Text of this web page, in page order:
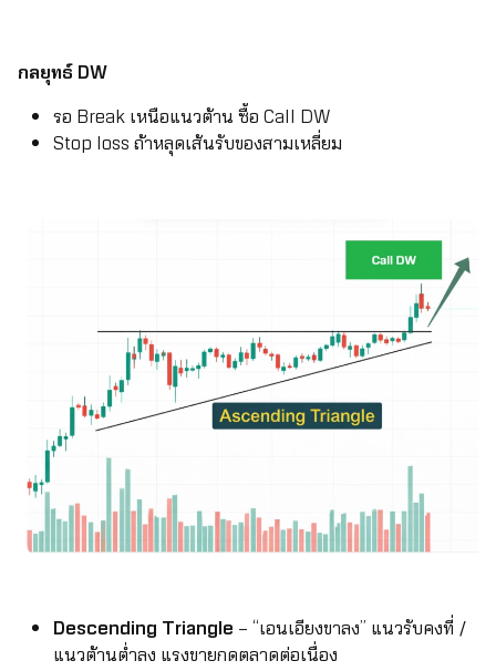
กลยุทธ์ DW
รอ Break เหนือแนวต้าน ซื้อ Call DW
Stop loss ถ้าหลุดเส้นรับของสามเหลี่ยม
Descending Triangle – “เอนเอียงขาลง” แนวรับคงที่ /
แนวต้านต่ำลง แรงขายกดตลาดต่อเนื่อง